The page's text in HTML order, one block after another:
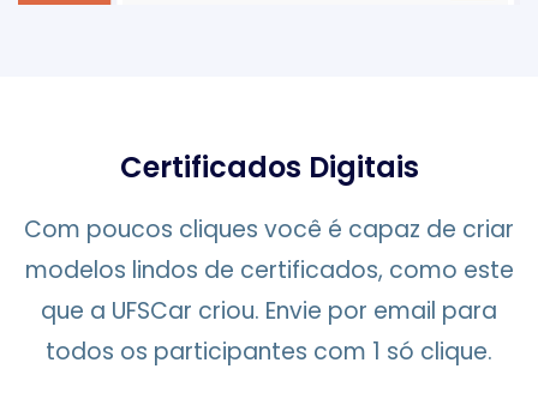
Certificados Digitais
Com poucos cliques você é capaz de criar
modelos lindos de certificados, como este
que a UFSCar criou. Envie por email para
todos os participantes com 1 só clique.